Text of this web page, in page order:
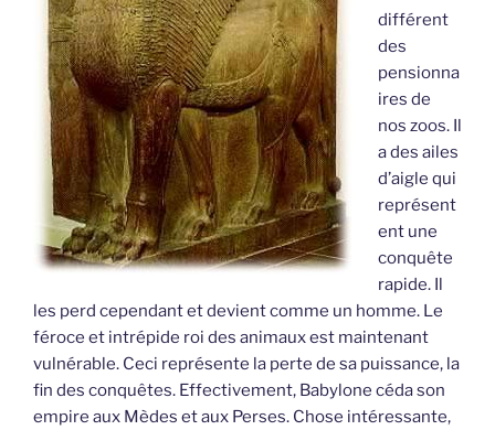
différent
des
pensionna
ires de
nos zoos. Il
a des ailes
d’aigle qui
représent
ent une
conquête
rapide. Il
les perd cependant et devient comme un homme. Le
féroce et intrépide roi des animaux est maintenant
vulnérable. Ceci représente la perte de sa puissance, la
fin des conquêtes. Effectivement, Babylone céda son
empire aux Mèdes et aux Perses. Chose intéressante,